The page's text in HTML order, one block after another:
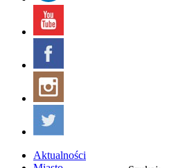
Aktualności